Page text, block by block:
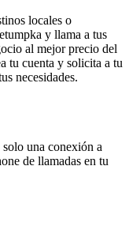
locales o
y llama a tus
al mejor precio del
tu cuenta y solicita a tu
necesidades.
una conexión a
de llamadas en tu